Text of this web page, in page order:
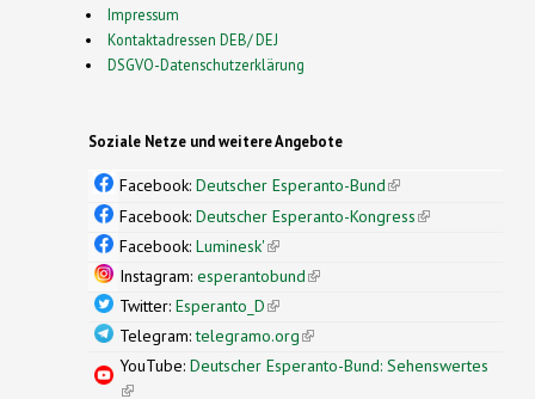
Impressum
Kontaktadressen DEB/ DEJ
DSGVO-Datenschutzerklärung
Soziale Netze und weitere Angebote
Facebook: Deutscher Esperanto-Bund(link is
external)
Facebook: Deutscher Esperanto-Kongress(link is
Facebook: Luminesk'(link is external)
Instagram: esperantobund(link is external)
Twitter: Esperanto_D(link is external)
Telegram:telegramo.org(link is external)
YouTube: Deutscher Esperanto-Bund: Sehenswertes
(link is external)